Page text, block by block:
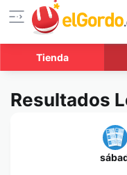
Tienda
Resultados